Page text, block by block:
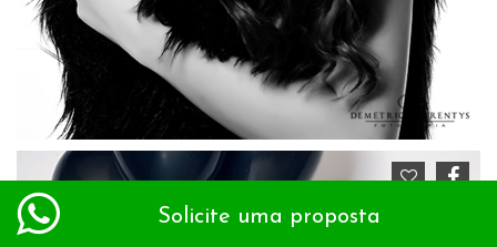
Solicite uma proposta